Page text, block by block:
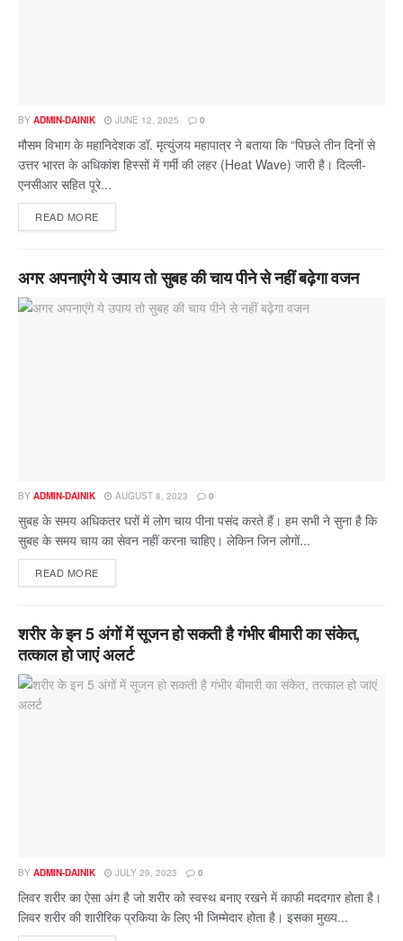
BY ADMIN-DAINIK JUNE 12, 2025 0
मौसम विभाग के महानिदेशक डॉ. मृत्युंजय महापात्र ने बताया कि “पिछले तीन दिनों से
उत्तर भारत के अधिकांश हिस्सों में गर्मी की लहर (Heat Wave) जारी है। दिल्ली-
एनसीआर सहित पूरे...
READ MORE
अगर अपनाएंगे ये उपाय तो सुबह की चाय पीने से नहीं बढ़ेगा वजन
BY ADMIN-DAINIK AUGUST 8, 2023 0
सुबह के समय अधिकतर घरों में लोग चाय पीना पसंद करते हैं। हम सभी ने सुना है कि
सुबह के समय चाय का सेवन नहीं करना चाहिए। लेकिन जिन लोगों...
READ MORE
शरीर के इन 5 अंगों में सूजन हो सकती है गंभीर बीमारी का संकेत,
तत्काल हो जाएं अलर्ट
BY ADMIN-DAINIK JULY 29, 2023 0
लिवर शरीर का ऐसा अंग है जो शरीर को स्वस्थ बनाए रखने में काफी मददगार होता है।
लिवर शरीर की शारीरिक प्रकिया के लिए भी जिम्मेदार होता है। इसका मुख्य...